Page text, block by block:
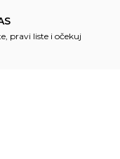
pravi liste i očekuj